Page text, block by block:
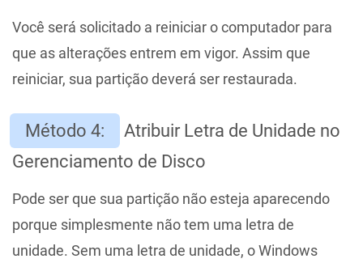
Você será solicitado a reiniciar o computador para
que as alterações entrem em vigor. Assim que
reiniciar, sua partição deverá ser restaurada.
Método 4:
Atribuir Letra de Unidade no
Gerenciamento de Disco
Pode ser que sua partição não esteja aparecendo
porque simplesmente não tem uma letra de
unidade. Sem uma letra de unidade, o Windows